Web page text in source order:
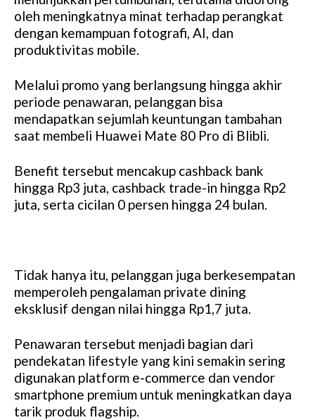
oleh meningkatnya minat terhadap perangkat
dengan kemampuan fotografi, AI, dan
produktivitas mobile.
Melalui promo yang berlangsung hingga akhir
periode penawaran, pelanggan bisa
mendapatkan sejumlah keuntungan tambahan
saat membeli Huawei Mate 80 Pro di Blibli.
Benefit tersebut mencakup cashback bank
hingga Rp3 juta, cashback trade-in hingga Rp2
juta, serta cicilan 0 persen hingga 24 bulan.
Tidak hanya itu, pelanggan juga berkesempatan
memperoleh pengalaman private dining
eksklusif dengan nilai hingga Rp1,7 juta.
Penawaran tersebut menjadi bagian dari
pendekatan lifestyle yang kini semakin sering
digunakan platform e-commerce dan vendor
smartphone premium untuk meningkatkan daya
tarik produk flagship.